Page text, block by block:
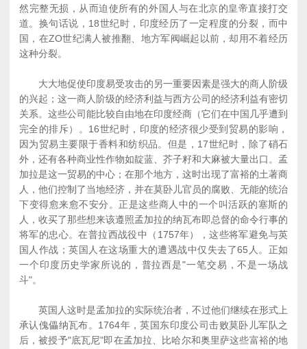
然完整无损，从而迫使所有的外国人与在北京的皇帝直接打交
道。换句话说，18世纪时，印度经历了一定程度的分裂，而中
国，在ZO世纪满人被推翻、地方军阀崛起以前，却用不着经历
这种分裂。
大大地促使印度易受攻击的另一重要因素是强大的商人阶级
的兴起；这一商人阶级的经济利益与西方公司的经济利益有密切
关系。这些公司能比较自由地在印度经商（它们在中国几乎遭到
完全的排斥）。16世纪时，印度的经济很少受到贸易的影响，
因为贸易主要限于香料和纺织品。但是，17世纪时，除了硝石
外，还有各种商业性作物如靛蓝、芥子籽和大麻被大量出口。孟
加拉是这一贸易的中心；在那个地方，这时出现了富裕的土著商
人，他们控制了当地经济，并在莫卧儿官员的腐败、无能的统治
下变得愈来愈不安分。正是这些商人中的一个叫活跃的塞斯的
人，收买了那些想来该遵照孟加拉的纳瓦布即总督的命令行事的
将军的忠心。在普拉西战役中（1757年），这些将军避免与英
国人作战；英国人在这场重大的遭遇战中仅失去了65人。正如
一个印度历史学家所说的，普拉西是"一笔交易，不是一场战
斗"。
英国人这时是孟加拉的实际统治者，不过他们继续在形式上
承认傀儡纳瓦布。1764年，英国东印度公司击败莫卧儿军队之
后，被授予"底瓦尼"即在孟加拉、比哈尔和奥里萨这些富裕的地